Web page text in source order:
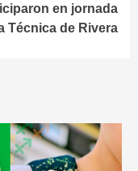
en jornada
Técnica de Rivera